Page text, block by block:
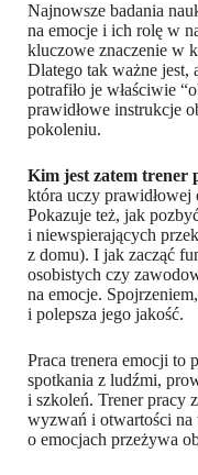
Najnowsze badania
na emocje i ich rolę w
kluczowe znaczenie w
Dlatego tak ważne jest,
potrafiło je właściwie
prawidłowe instrukcje
pokoleniu.
Kim jest zatem trener
która uczy prawidłowej
Pokazuje też, jak
i niewspierających
z domu). I jak zacząć
osobistych czy
na emocje.
i polepsza jego jakość.
Praca trenera emocji to
spotkania z ludźmi,
i szkoleń. Trener pracy
wyzwań i otwartości na
o emocjach przeżywa